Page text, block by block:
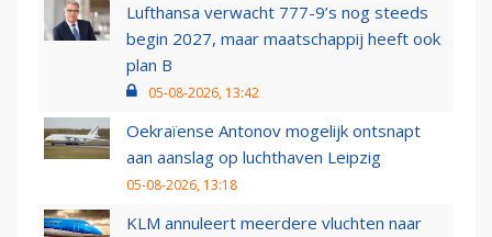
Lufthansa verwacht 777-9’s nog steeds
begin 2027, maar maatschappij heeft ook
plan B
05-08-2026, 13:42
Oekraïense Antonov mogelijk ontsnapt
aan aanslag op luchthaven Leipzig
05-08-2026, 13:18
KLM annuleert meerdere vluchten naar